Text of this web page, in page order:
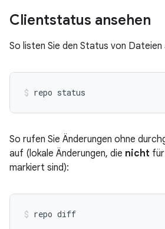
Clientstatus ansehen
So listen Sie den Status von Dateien
So rufen Sie Änderungen ohne
auf (lokale Änderungen, die nicht
markiert sind):